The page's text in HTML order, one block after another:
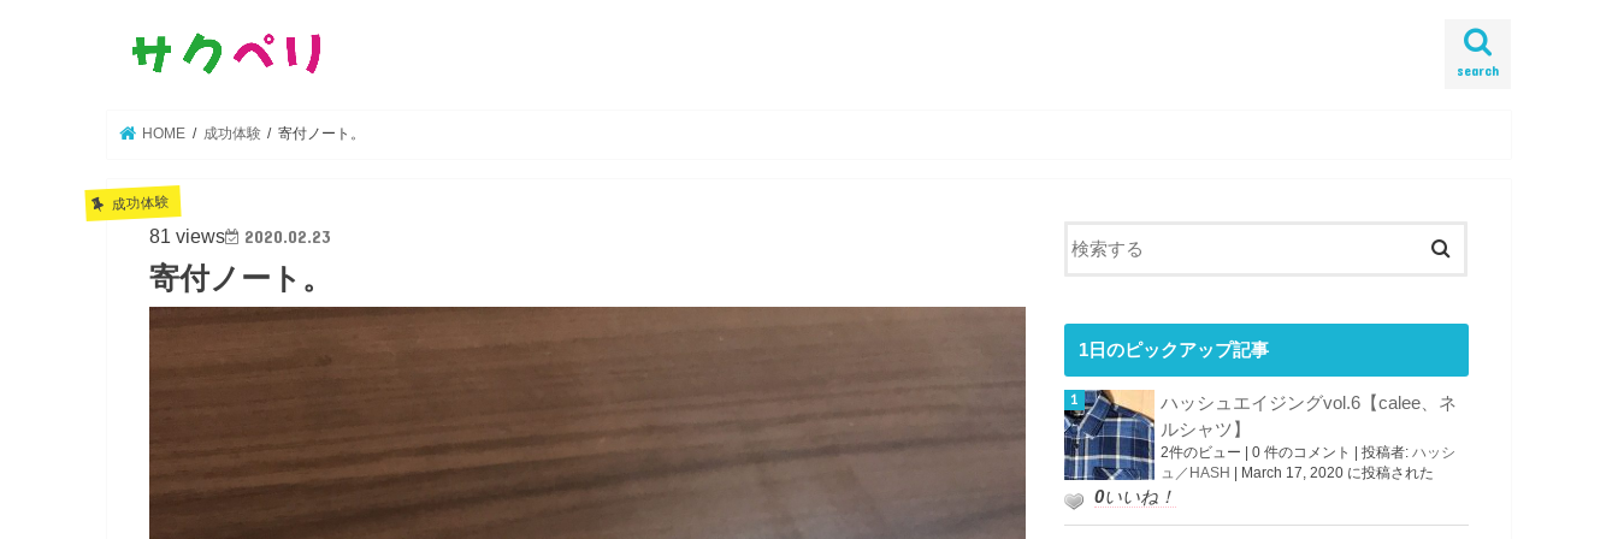
search
HOME 成功体験 寄付ノート。
成功体験
81 views 2020.02.23
寄付ノート。
1日のピックアップ記事
ハッシュエイジングvol.6【calee、ネ
ルシャツ】
2件のビュー 0 件のコメント 投稿者: ハッシ
ュ／HASH
March 17, 2020 に投稿された
0いいね！